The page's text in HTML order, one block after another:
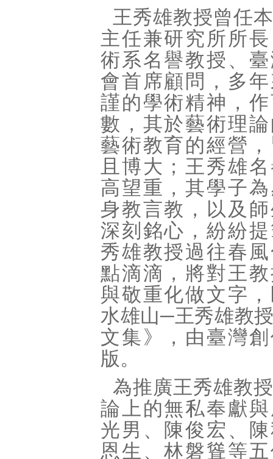
王秀雄教授曾任
主任兼研究所所
術系名譽教授、
會首席顧問，多
謹的學術精神，
數，其於藝術理
藝術教育的經營
且博大；王秀雄
高望重，其學子
身教言教，以及
深刻銘心，紛紛
秀雄教授過往春
點滴滴，將對王
與敬重化做文字
水雄山─王秀雄教
文集》，由臺灣
版。
為推廣王秀雄教
論上的無私奉獻
光男、陳俊宏、
恩生、林磐聳等